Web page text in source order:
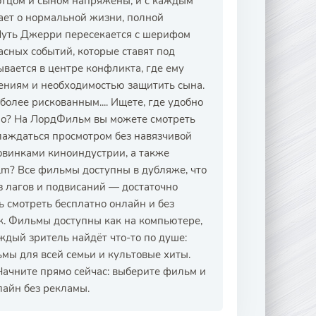
о нормальной жизни, полной
Джерри пересекается с шерифом
событий, которые ставят под
в центре конфликта, где ему
и необходимостью защитить сына.
рискованным.... Ищете, где удобно
На ЛордФильм вы можете смотреть
просмотром без навязчивой
киноиндустрии, а также
Все фильмы доступны в дубляже, что
лагов и подвисаний — достаточно
бесплатно онлайн и без
Фильмы доступны как на компьютере,
зритель найдёт что-то по душе:
для всей семьи и культовые хиты.
прямо сейчас: выберите фильм и
без рекламы.